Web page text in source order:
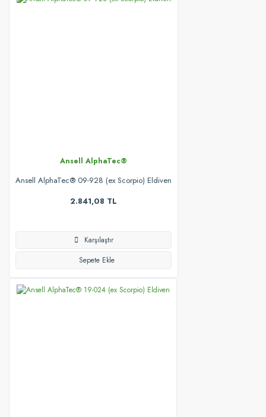
Ansell AlphaTec®
Ansell AlphaTec® 09-928 (ex Scorpio) Eldiven
2.841,08 TL
Karşılaştır
Sepete Ekle